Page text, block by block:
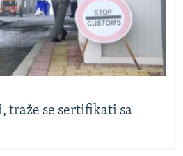
traže se sertifikati sa